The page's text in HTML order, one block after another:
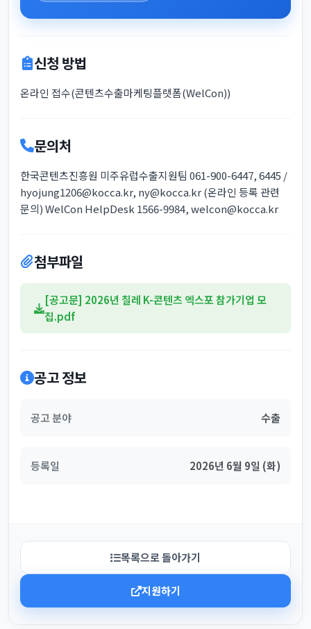
신청 방법
온라인 접수(콘텐츠수출마케팅플랫폼(WelCon))
문의처
한국콘텐츠진흥원 미주유럽수출지원팀 061-900-6447, 6445 /
hyojung1206@kocca.kr, ny@kocca.kr (온라인 등록 관련
문의) WelCon HelpDesk 1566-9984, welcon@kocca.kr
첨부파일
[공고문] 2026년 칠레 K-콘텐츠 엑스포 참가기업 모
집.pdf
공고 정보
공고 분야 수출
등록일 2026년 6월 9일 (화)
목록으로 돌아가기
지원하기